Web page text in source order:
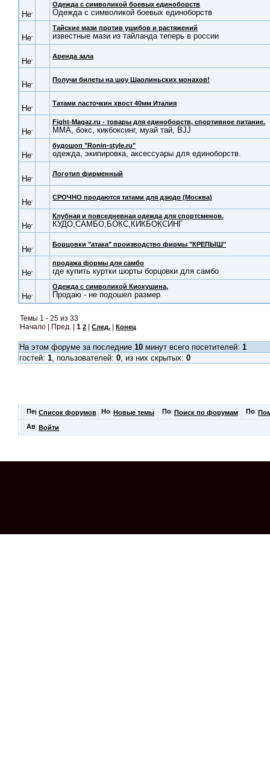
Одежда с символикой боевых единоборств
Одежда с символикой боевых единоборств
Тайские мази против ушибов и растяжений
известные мази из тайланда теперь в россии
Аренда зала
Получи билеты на шоу Шаолиньских монахов!
Татами ласточкин хвост 40мм Италия
Fight-Magaz.ru - товары для единоборств, спортивное питание.
ММА, бокс, кикбоксинг, муай тай, BJJ
будошоп "Ronin-style.ru"
одежда, экипировка, аксессуары для единоборств.
Логотип фирменный
СРОЧНО продаются татами для дзюдо (Москва)
Клубная и повседневная одежда для спортсменов.
КУДО,САМБО,БОКС,КИКБОКСИНГ
Борцовки "атака" производство фирмы "КРЕПЫШ"
продажа формы для самбо
где купить куртки шорты борцовки для самбо
Одежда с символикой Киокушина,
Продаю - не подошел размер
Темы 1 - 25 из 33
Начало | Пред. | 1 2 След. Конец
На этом форуме за последние 10 минут всего посетителей: 1
гостей: 1, пользователей: 0, из них скрытых: 0
Список форумов Новые темы Поиск по форумам
Войти